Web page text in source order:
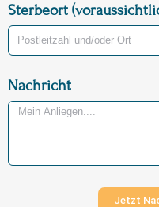
Sterbeort
Nachricht
Jetzt